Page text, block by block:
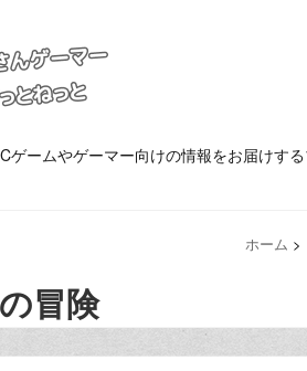
ゲームやゲーマー向けの情報をお届けす
ホーム >
冒険